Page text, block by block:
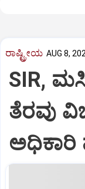
ರಾಷ್ಟ್ರೀಯ AUG 8,
SIR,
ತೆರವು
ಅಧಿಕಾರಿ